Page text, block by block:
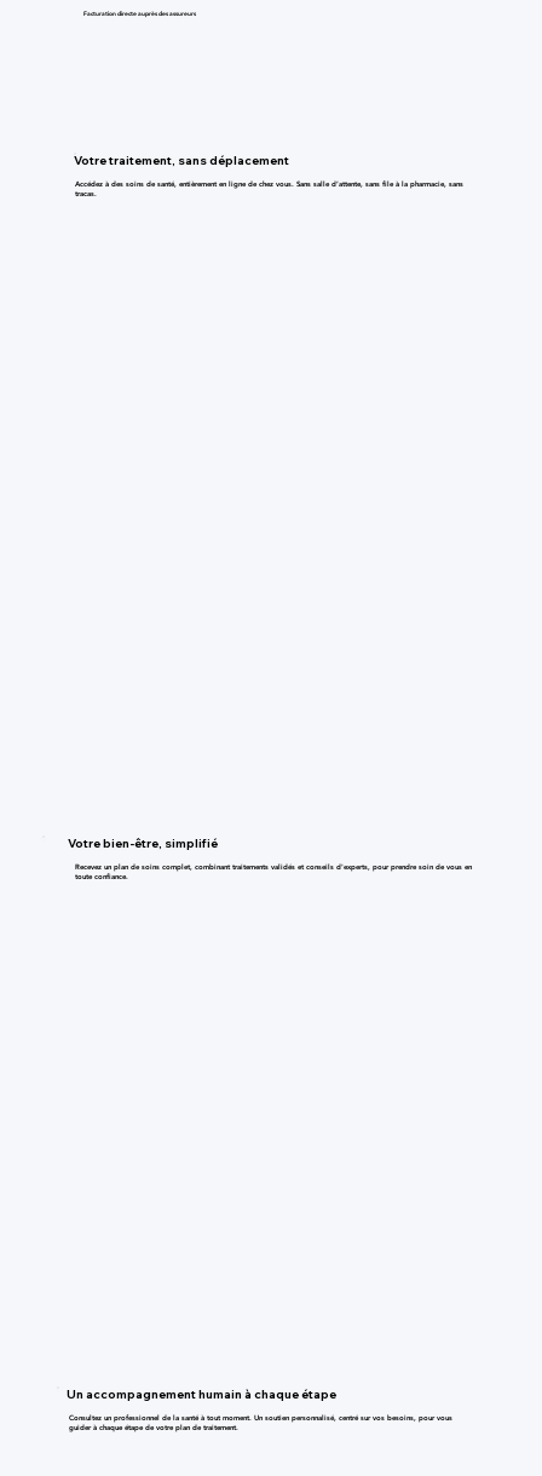
Facturation directe auprès des assureurs
Votre traitement, sans déplacement
Accédez à des soins de santé, entièrement en ligne de chez vous. Sans salle d’attente, sans file à la pharmacie, sans
tracas.
Votre bien-être, simplifié
Recevez un plan de soins complet, combinant traitements validés et conseils d'experts, pour prendre soin de vous en
toute confiance.
Un accompagnement humain à chaque étape
Consultez un professionnel de la santé à tout moment. Un soutien personnalisé, centré sur vos besoins, pour vous
guider à chaque étape de votre plan de traitement.